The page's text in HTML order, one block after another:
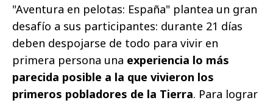
"Aventura en pelotas: España" plantea un gran
desafío a sus participantes: durante 21 días
deben despojarse de todo para vivir en
primera persona una experiencia lo más
parecida posible a la que vivieron los
primeros pobladores de la Tierra. Para lograr